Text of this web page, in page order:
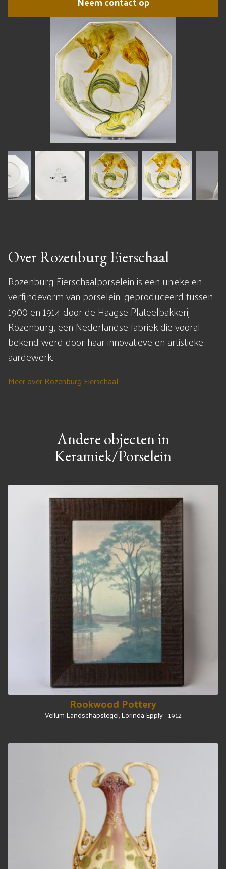
Over Rozenburg Eierschaal
Rozenburg Eierschaalporselein is een unieke en
verfijndevorm van porselein, geproduceerd tussen
1900 en 1914 door de Haagse Plateelbakkerij
Rozenburg, een Nederlandse fabriek die vooral
bekend werd door haar innovatieve en artistieke
aardewerk.
Meer over Rozenburg Eierschaal
Andere objecten in
Keramiek/Porselein
Rookwood Pottery
Vellum Landschapstegel, Lorinda Epply - 1912